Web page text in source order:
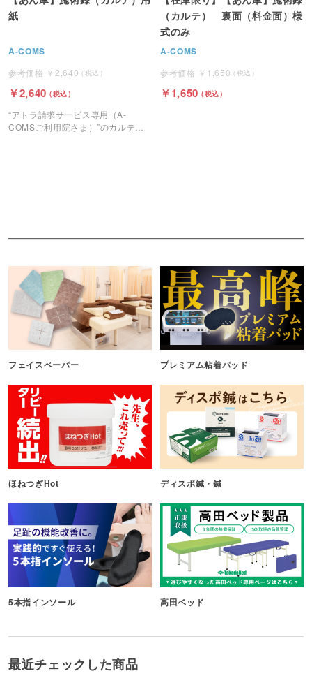
紙
A-COMS
2,640
2,640
“アトラ請求サービス専用（A-
COMSご利用院さま）”のカルテ用
（カルテ） 裏面（料金面）様
式のみ
A-COMS
1,650
1,650
フェイスペーパー プレミアム粘着パッド
ほねつぎHot ディスポ鍼・鍼
5本指インソール 高田ベッド
最近チェックした商品